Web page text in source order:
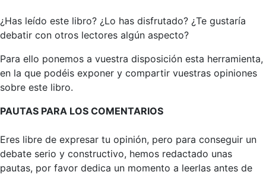
¿Has leído este libro? ¿Lo has disfrutado? ¿Te gustaría
debatir con otros lectores algún aspecto?
Para ello ponemos a vuestra disposición esta herramienta,
en la que podéis exponer y compartir vuestras opiniones
sobre este libro.
PAUTAS PARA LOS COMENTARIOS
Eres libre de expresar tu opinión, pero para conseguir un
debate serio y constructivo, hemos redactado unas
pautas, por favor dedica un momento a leerlas antes de